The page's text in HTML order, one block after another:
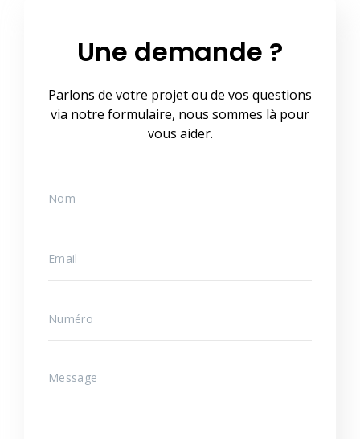
Une demande ?
Parlons de votre projet ou de vos questions
via notre formulaire, nous sommes là pour
vous aider.